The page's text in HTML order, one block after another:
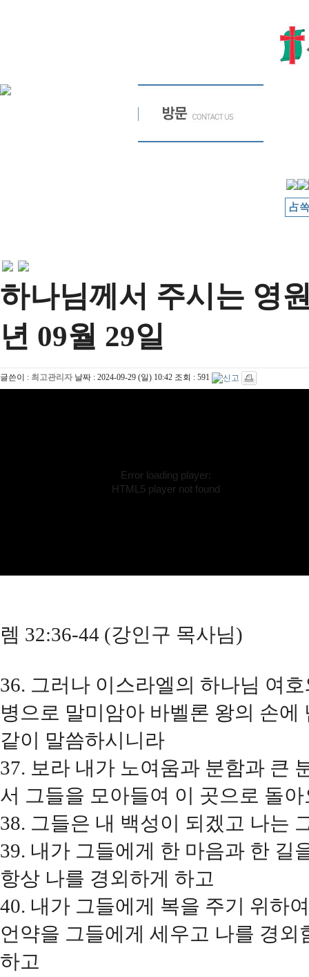
占
하나님께서 주시는 영
년 09월 29일
글쓴이 : 최고관리자 날짜 : 2024-09-29 (일) 10:42 조회 : 591
Error loading player:
HTML5 player not found
렘 32:36-44 (강인구 목사님)
36. 그러나 이스라엘의 하나님 여
병으로 말미암아 바벨론 왕의 손
같이 말씀하시니라
37. 보라 내가 노여움과 분함과 큰
서 그들을 모아들여 이 곳으로 돌
38. 그들은 내 백성이 되겠고 나는
39. 내가 그들에게 한 마음과 한 길
항상 나를 경외하게 하고
40. 내가 그들에게 복을 주기 위하
언약을 그들에게 세우고 나를 경
하고